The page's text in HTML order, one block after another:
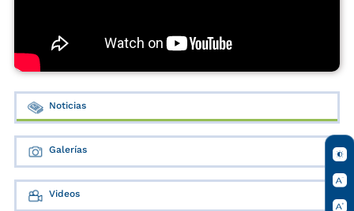
Noticias
Galerías
Videos